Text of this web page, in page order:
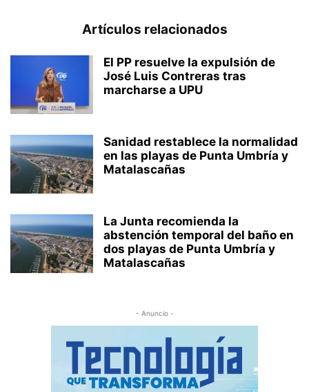
Artículos relacionados
El PP resuelve la expulsión de
José Luis Contreras tras
marcharse a UPU
Sanidad restablece la normalidad
en las playas de Punta Umbría y
Matalascañas
La Junta recomienda la
abstención temporal del baño en
dos playas de Punta Umbría y
Matalascañas
- Anuncio -